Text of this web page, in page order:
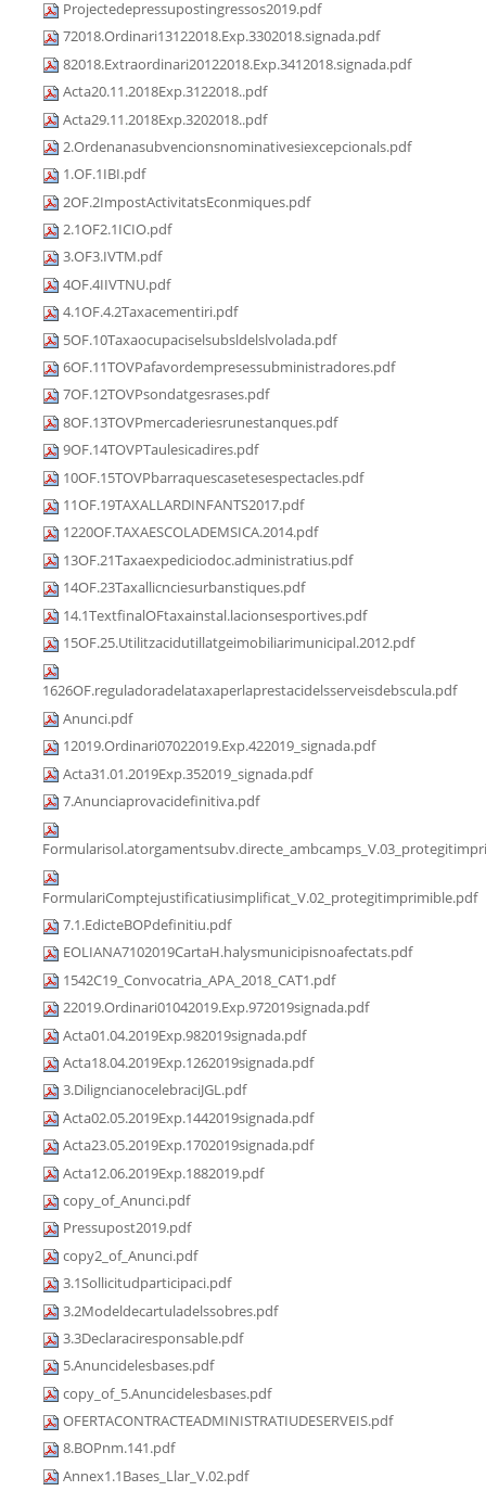
Projectedepressupostingressos2019.pdf
72018.Ordinari13122018.Exp.3302018.signada.pdf
82018.Extraordinari20122018.Exp.3412018.signada.pdf
Acta20.11.2018Exp.3122018..pdf
Acta29.11.2018Exp.3202018..pdf
2.Ordenanasubvencionsnominativesiexcepcionals.pdf
1.OF.1IBI.pdf
2OF.2ImpostActivitatsEconmiques.pdf
2.1OF2.1ICIO.pdf
3.OF3.IVTM.pdf
4OF.4IIVTNU.pdf
4.1OF.4.2Taxacementiri.pdf
5OF.10Taxaocupaciselsubsldelslvolada.pdf
6OF.11TOVPafavordempresessubministradores.pdf
7OF.12TOVPsondatgesrases.pdf
8OF.13TOVPmercaderiesrunestanques.pdf
9OF.14TOVPTaulesicadires.pdf
10OF.15TOVPbarraquescasetesespectacles.pdf
11OF.19TAXALLARDINFANTS2017.pdf
1220OF.TAXAESCOLADEMSICA.2014.pdf
13OF.21Taxaexpediciodoc.administratius.pdf
14OF.23Taxallicnciesurbanstiques.pdf
14.1TextfinalOFtaxainstal.lacionsesportives.pdf
15OF.25.Utilitzacidutillatgeimobiliarimunicipal.2012.pdf
1626OF.reguladoradelataxaperlaprestacidelsserveisdebscula.pdf
Anunci.pdf
12019.Ordinari07022019.Exp.422019_signada.pdf
Acta31.01.2019Exp.352019_signada.pdf
7.Anunciaprovacidefinitiva.pdf
FormulariComptejustificatiusimplificat_V.02_protegitimprimible.pdf
7.1.EdicteBOPdefinitiu.pdf
EOLIANA7102019CartaH.halysmunicipisnoafectats.pdf
1542C19_Convocatria_APA_2018_CAT1.pdf
22019.Ordinari01042019.Exp.972019signada.pdf
Acta01.04.2019Exp.982019signada.pdf
Acta18.04.2019Exp.1262019signada.pdf
3.DiligncianocelebraciJGL.pdf
Acta02.05.2019Exp.1442019signada.pdf
Acta23.05.2019Exp.1702019signada.pdf
Acta12.06.2019Exp.1882019.pdf
copy_of_Anunci.pdf
Pressupost2019.pdf
copy2_of_Anunci.pdf
3.1Sollicitudparticipaci.pdf
3.2Modeldecartuladelssobres.pdf
3.3Declaraciresponsable.pdf
5.Anuncidelesbases.pdf
copy_of_5.Anuncidelesbases.pdf
OFERTACONTRACTEADMINISTRATIUDESERVEIS.pdf
8.BOPnm.141.pdf
Annex1.1Bases_Llar_V.02.pdf